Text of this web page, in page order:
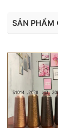
SẢN PHẨM